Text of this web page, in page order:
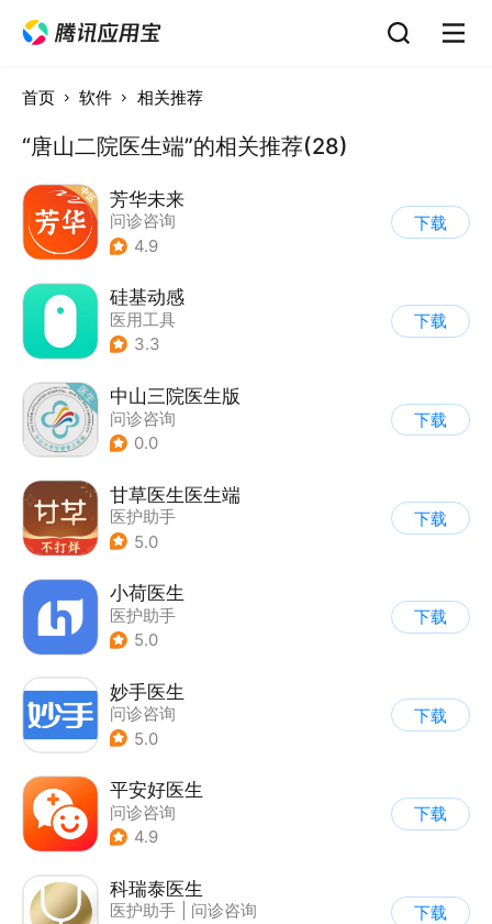
首页 软件 相关推荐
“唐山二院医生端”的相关推荐(28)
芳华未来
问诊咨询
4.9
下载
硅基动感
医用工具
3.3
下载
中山三院医生版
问诊咨询
0.0
下载
甘草医生医生端
医护助手
5.0
下载
小荷医生
医护助手
5.0
下载
妙手医生
问诊咨询
5.0
下载
平安好医生
问诊咨询
4.9
下载
科瑞泰医生
医护助手
问诊咨询
下载